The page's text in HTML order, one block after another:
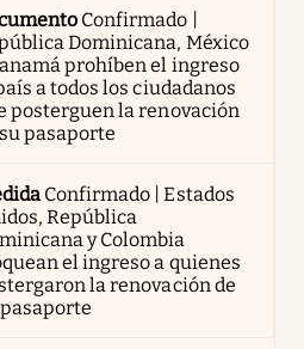
Confirmado |
Dominicana, México
prohíben el ingreso
a todos los ciudadanos
posterguen la renovación
pasaporte
Confirmado | Estados
República
y Colombia
el ingreso a quienes
la renovación de